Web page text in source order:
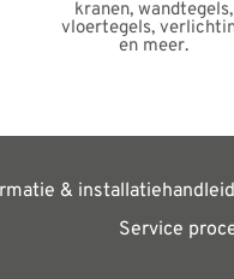
&
Service